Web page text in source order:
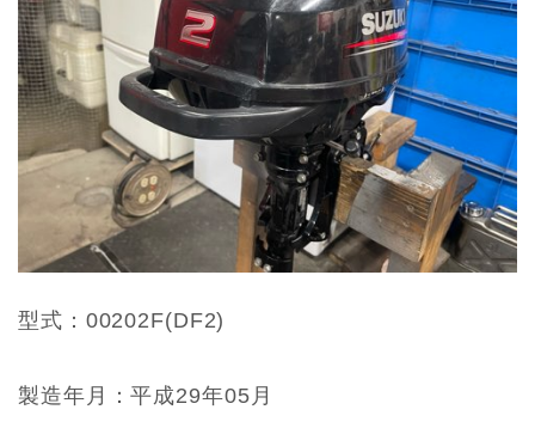
型式：00202F(DF2)
製造年月：平成29年05月